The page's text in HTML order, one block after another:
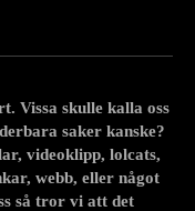
Vissa skulle kalla oss
saker kanske?
videoklipp, lolcats,
webb, eller något
så tror vi att det